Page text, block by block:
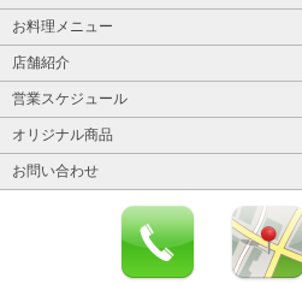
お料理メニュー
店舗紹介
営業スケジュール
オリジナル商品
お問い合わせ